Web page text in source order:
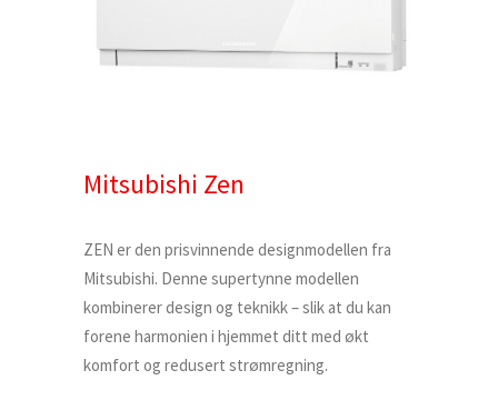
Mitsubishi Zen
ZEN er den prisvinnende designmodellen fra
Mitsubishi. Denne supertynne modellen
kombinerer design og teknikk – slik at du kan
forene harmonien i hjemmet ditt med økt
komfort og redusert strømregning.